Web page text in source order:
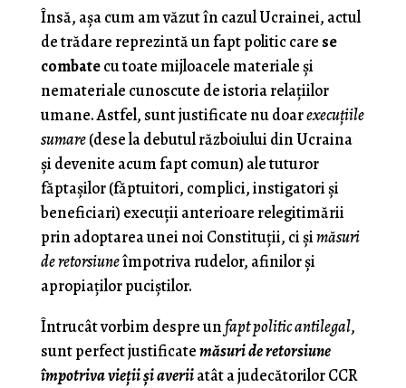
Însă, aşa cum am văzut în cazul Ucrainei, actul
de trădare reprezintă un fapt politic care se
combatecu toate mijloacele materiale şi
nemateriale cunoscute de istoria relaţiilor
umane. Astfel, sunt justificate nu doarexecuţiile
sumare(dese la debutul războiului din Ucraina
şi devenite acum fapt comun) ale tuturor
făptaşilor (făptuitori, complici, instigatori şi
beneficiari) execuţii anterioare relegitimării
prin adoptarea unei noi Constituţii, ci şimăsuri
de retorsiuneîmpotriva rudelor, afinilor şi
apropiaţilor puciştilor.
Întrucât vorbim despre unfapt politic antilegal,
sunt perfect justificatemăsuri de retorsiune
împotriva vieţii şi averiiatât a judecătorilor CCR